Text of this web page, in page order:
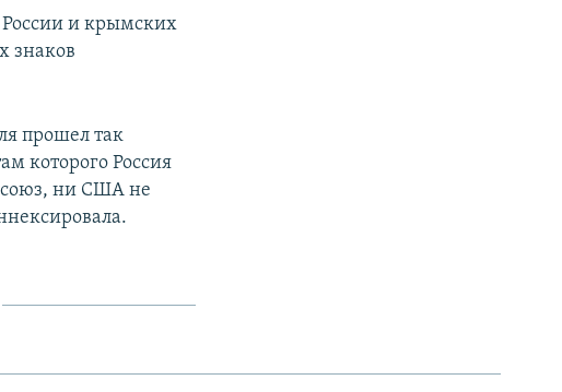
России и крымских
знаков
прошел так
которого Россия
союз, ни США не